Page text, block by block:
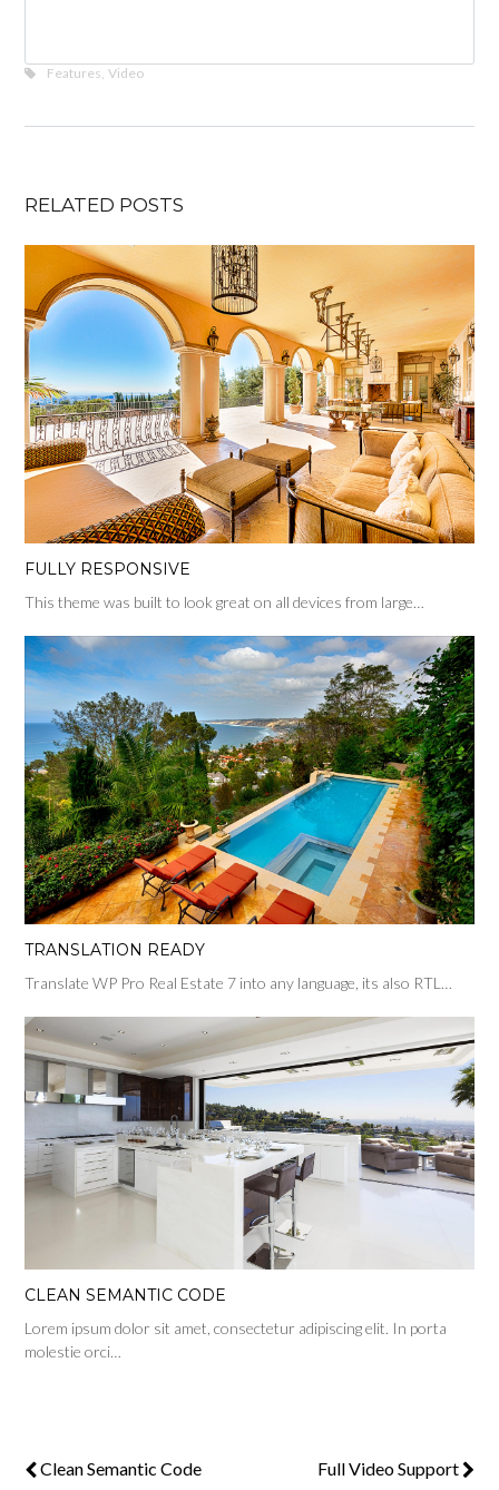
Features Video
RELATED POSTS
FULLY RESPONSIVE
This theme was built to look great on all devices from large…
TRANSLATION READY
Translate WP Pro Real Estate 7 into any language, its also RTL…
CLEAN SEMANTIC CODE
Lorem ipsum dolor sit amet, consectetur adipiscing elit. In porta
molestie orci…
Clean Semantic Code Full Video Support